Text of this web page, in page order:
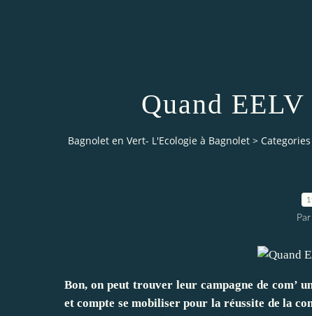
Quand
Bagnolet en Vert- L'Ecologie à Bagnolet > Categories
Bon, on peut trouver leur campagne de com’
et compte se mobiliser pour la réussite de la